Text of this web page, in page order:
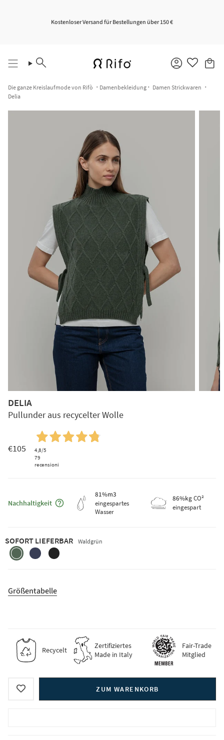
Kostenloser Versand für Bestellungen über 150 €
Suche Konto
Die ganze Kreislaufmode von Rifò Damenbekleidung
Damen Strickwaren
Delia
DELIA
Pullunder aus recycelter Wolle
€105 4,8/5
79
recensioni
Nachhaltigkeit
Maggiori informazioni sulla sostenibilità
81%m3
eingespartes
Wasser
86%kgCO²
eingespart
SOFORT LIEFERBAR Waldgrün
waldgrunbrombeerblau
schiefer-
schwarz
Größentabelle
Recycelt
Zertifiziertes
Made in Italy
Fair-Trade
Mitglied
ZUM WARENKORB